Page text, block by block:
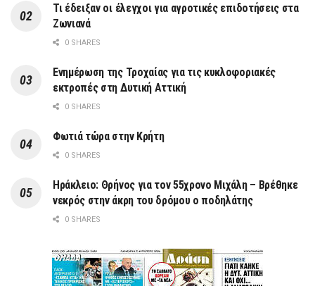
Τι έδειξαν οι έλεγχοι για αγροτικές επιδοτήσεις στα
Ζωνιανά
0 SHARES
Ενημέρωση της Τροχαίας για τις κυκλοφοριακές
εκτροπές στη Δυτική Αττική
0 SHARES
Φωτιά τώρα στην Κρήτη
0 SHARES
Ηράκλειο: Θρήνος για τον 55χρονο Μιχάλη – Βρέθηκε
νεκρός στην άκρη του δρόμου ο ποδηλάτης
0 SHARES